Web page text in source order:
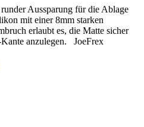
Aussparung für die Ablage
mit einer 8mm starken
erlaubt es, die Matte sicher
anzulegen. JoeFrex